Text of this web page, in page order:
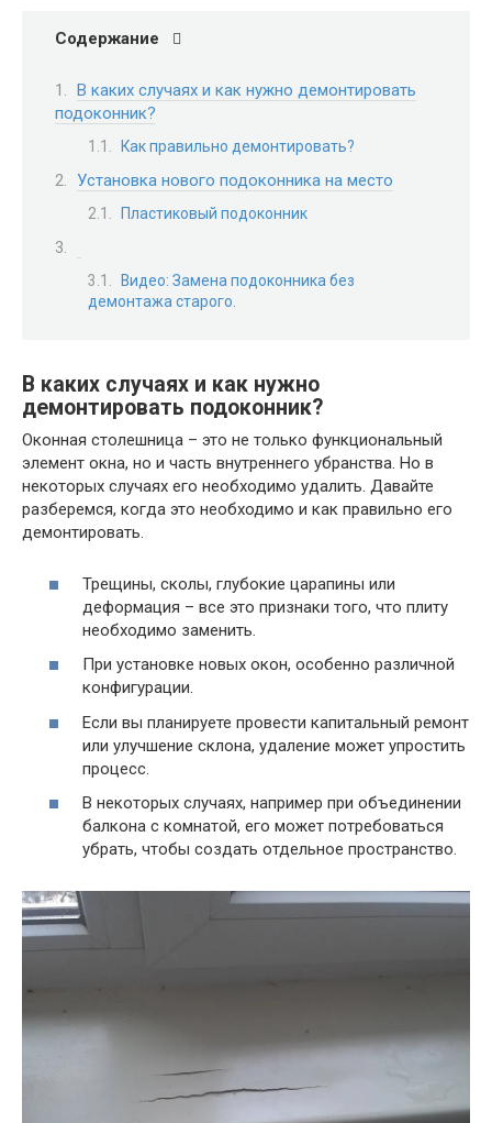
Содержание
В каких случаях и как нужно демонтировать
подоконник?
Как правильно демонтировать?
Установка нового подоконника на место
Пластиковый подоконник
Видео: Замена подоконника без
демонтажа старого.
В каких случаях и как нужно
демонтировать подоконник?
Оконная столешница – это не только функциональный
элемент окна, но и часть внутреннего убранства. Но в
некоторых случаях его необходимо удалить. Давайте
разберемся, когда это необходимо и как правильно его
демонтировать.
Трещины, сколы, глубокие царапины или
деформация – все это признаки того, что плиту
необходимо заменить.
При установке новых окон, особенно различной
конфигурации.
Если вы планируете провести капитальный ремонт
или улучшение склона, удаление может упростить
процесс.
В некоторых случаях, например при объединении
балкона с комнатой, его может потребоваться
убрать, чтобы создать отдельное пространство.